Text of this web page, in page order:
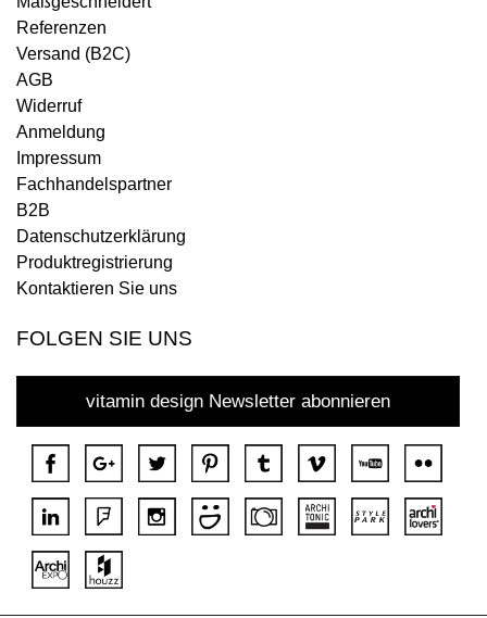
Referenzen
Versand (B2C)
AGB
Widerruf
Anmeldung
Impressum
Fachhandelspartner
B2B
Datenschutzerklärung
Produktregistrierung
Kontaktieren Sie uns
FOLGEN SIE UNS
vitamin design Newsletter abonnieren